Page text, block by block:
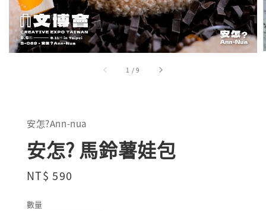
1 /9
安怎?Ann-nua
安怎? 馬鈴薯娃包
Regular
NT$ 590
數量